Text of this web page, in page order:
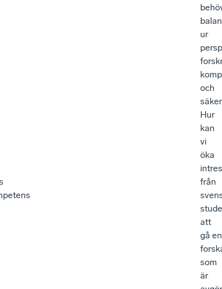
ur
och
Hur
kan
vi
öka
från
att
gå en
som
är